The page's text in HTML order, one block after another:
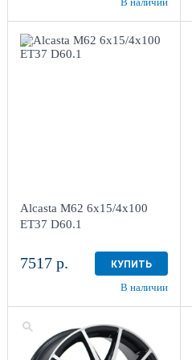
Alcasta M62 6x15/4x100
ET37 D60.1
6x15/4x100
7517 р. КУПИТЬ
В наличии
в наличии
6x15/4x100
ET36 D60.1